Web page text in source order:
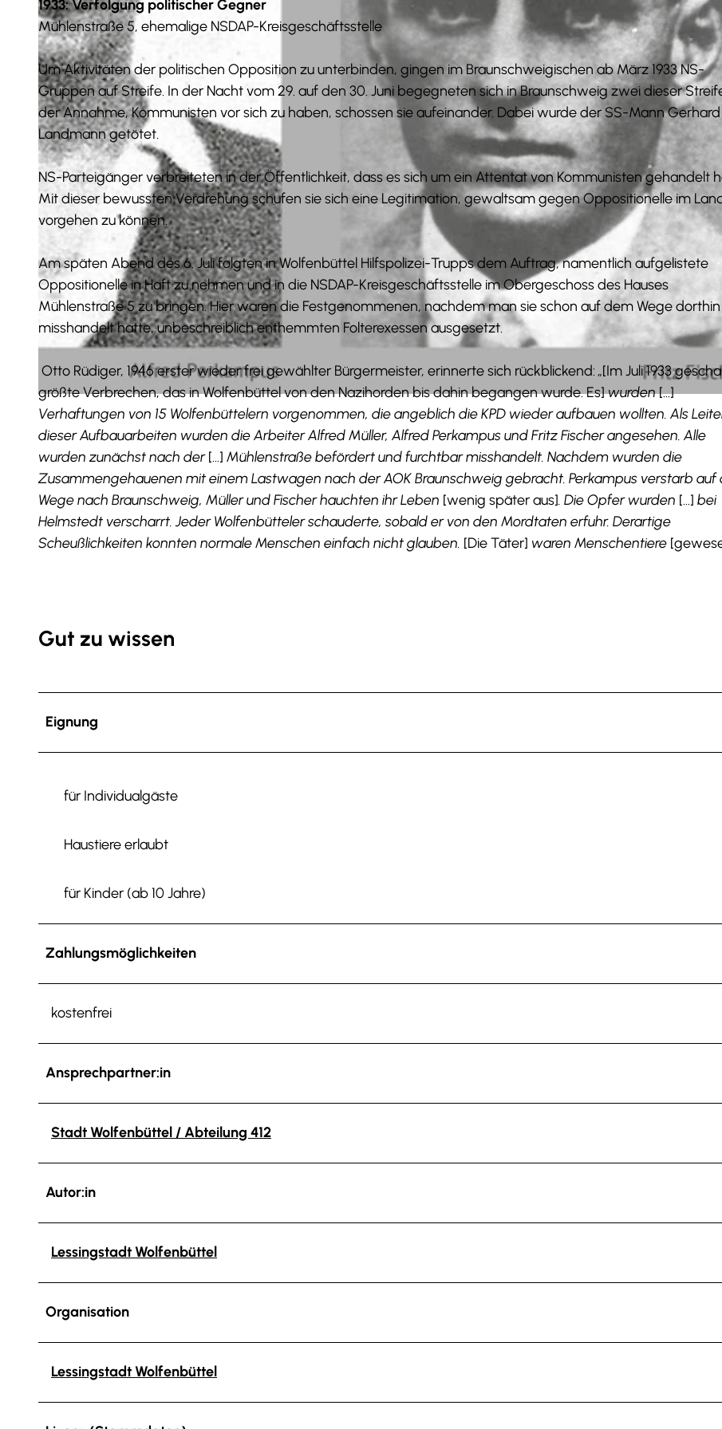
© NLA WO, 171 N Zg. 2013/061 Nr. 148 |
1933: Verfolgung politischer Gegner
Mühlenstraße 5, ehemalige NSDAP-Kreisgeschäftsstelle
Um Aktivitäten der politischen Opposition zu unterbinden, gingen im Braunschweigischen ab März 1933 NS-
Gruppen auf Streife. In der Nacht vom 29. auf den 30. Juni begegneten sich in Braunschweig zwei dieser
der Annahme, Kommunisten vor sich zu haben, schossen sie aufeinander. Dabei wurde der SS-Mann Gerhard
Landmann getötet.
NS-Parteigänger verbreiteten in der Öffentlichkeit, dass es sich um ein Attentat von Kommunisten gehandelt
Mit dieser bewussten Verdrehung schufen sie sich eine Legitimation, gewaltsam gegen Oppositionelle im
vorgehen zu können.
Am späten Abend des 6. Juli folgten in Wolfenbüttel Hilfspolizei-Trupps dem Auftrag, namentlich aufgelistete
Oppositionelle in Haft zu nehmen und in die NSDAP-Kreisgeschäftsstelle im Obergeschoss des Hauses
Mühlenstraße 5 zu bringen. Hier waren die Festgenommenen, nachdem man sie schon auf dem Wege dorthin
misshandelt hatte, unbeschreiblich enthemmten Folterexessen ausgesetzt.
Otto Rüdiger, 1946 erster wieder frei gewählter Bürgermeister, erinnerte sich rückblickend: „[Im Juli 1933
größte Verbrechen, das in Wolfenbüttel von den Nazihorden bis dahin begangen wurde. Es]wurden[…]
Verhaftungen von 15 Wolfenbüttelern vorgenommen, die angeblich die KPD wieder aufbauen wollten. Als
dieser Aufbauarbeiten wurden die Arbeiter Alfred Müller, Alfred Perkampus und Fritz Fischer angesehen. Alle
wurden zunächst nach der[...] Mühlenstraße befördert und furchtbar misshandelt. Nachdem wurden die
Zusammengehauenen mit einem Lastwagen nach der AOK Braunschweig gebracht. Perkampus verstarb auf
Wege nach Braunschweig, Müller und Fischer hauchten ihr Leben [wenig später aus]. Die Opfer wurden [...] bei
Helmstedt verscharrt. Jeder Wolfenbütteler schauderte, sobald er von den Mordtaten erfuhr. Derartige
Scheußlichkeiten konnten normale Menschen einfach nicht glauben. [Die Täter] waren Menschentiere
Gut zu wissen
Eignung
für Individualgäste
Haustiere erlaubt
für Kinder (ab 10 Jahre)
Zahlungsmöglichkeiten
kostenfrei
Ansprechpartner:in
Stadt Wolfenbüttel / Abteilung 412
Autor:in
Lessingstadt Wolfenbüttel
Organisation
Lessingstadt Wolfenbüttel